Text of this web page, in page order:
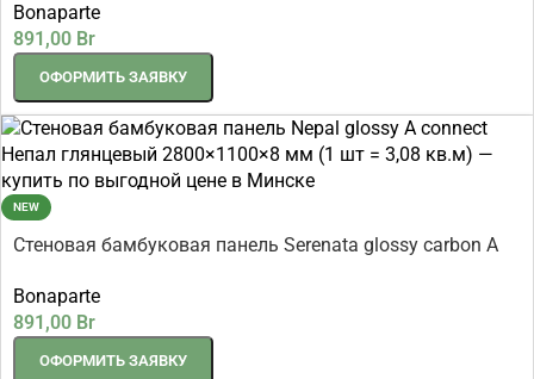
шт = 3,08 кв.м)
Bonaparte
891,00 Br
ОФОРМИТЬ ЗАЯВКУ
NEW
Стеновая бамбуковая панель Serenata glossy carbon A
шт = 3,08 кв.м)
Bonaparte
891,00 Br
ОФОРМИТЬ ЗАЯВКУ